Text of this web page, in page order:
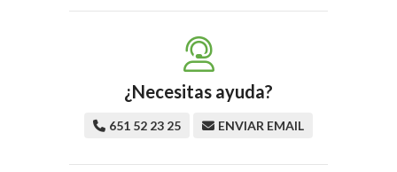
¿Necesitas ayuda?
651 52 23 25 ENVIAR EMAIL